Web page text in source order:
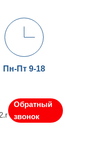
Пн-Пт 9-18
Обратный
звонок